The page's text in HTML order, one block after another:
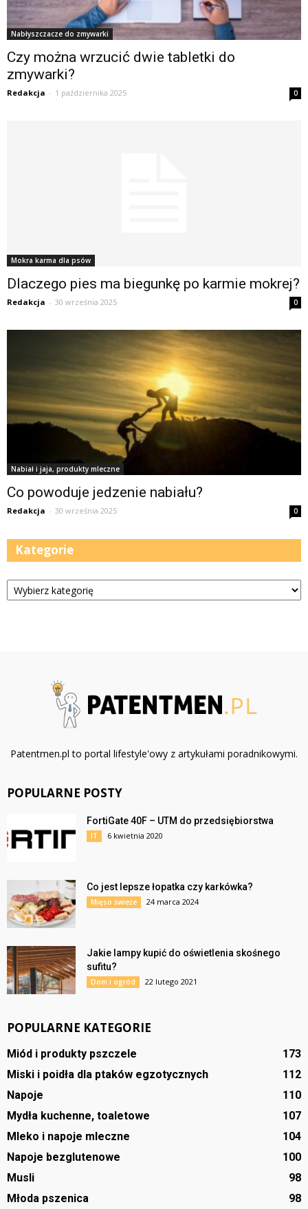
Nabłyszczacze do zmywarki
Czy można wrzucić dwie tabletki do
zmywarki?
Redakcja - 1 października 2025 0
Mokra karma dla psów
Dlaczego pies ma biegunkę po karmie mokrej?
Redakcja - 30 września 2025 0
Nabiał i jaja, produkty mleczne
Co powoduje jedzenie nabiału?
Redakcja - 30 września 2025 0
Kategorie
Kategorie
Patentmen.pl to portal lifestyle'owy z artykułami poradnikowymi.
POPULARNE POSTY
FortiGate 40F – UTM do przedsiębiorstwa
IT 6 kwietnia 2020
Co jest lepsze łopatka czy karkówka?
Mięso świeże 24 marca 2024
Jakie lampy kupić do oświetlenia skośnego
sufitu?
Dom i ogród 22 lutego 2021
POPULARNE KATEGORIE
Miód i produkty pszczele
173
Miski i poidła dla ptaków egzotycznych
112
Napoje
110
Mydła kuchenne, toaletowe
107
Mleko i napoje mleczne
104
Napoje bezglutenowe
100
Musli
98
Młoda pszenica
98